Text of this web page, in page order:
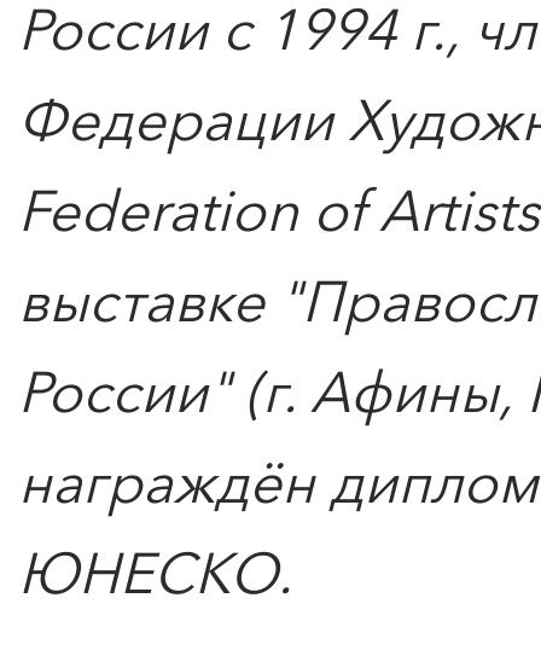
России с 1994 г.,
Федерации
Federation of
выставке
России" (г. Афины,
награждён
ЮНЕСКО.
ЧТО ЗНАЕТ О ЛЮБВИ
ЛЮБОВЬ… Концерт Анны